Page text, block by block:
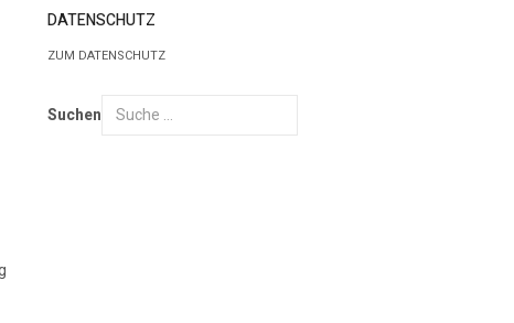
DATENSCHUTZ
ZUM DATENSCHUTZ
Suchen